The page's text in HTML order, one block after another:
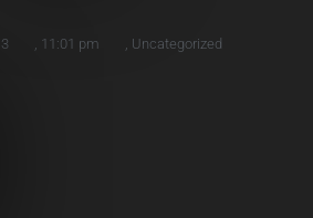
11:01 pm Uncategorized